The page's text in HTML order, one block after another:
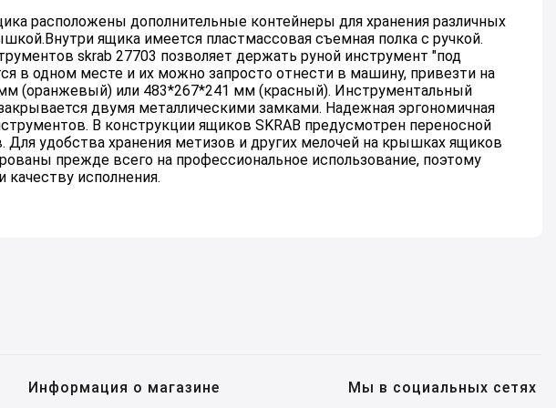
расположены дополнительные контейнеры для хранения различных
ящика имеется пластмассовая съемная полка с ручкой.
skrab 27703 позволяет держать руной инструмент "под
в одном месте и их можно запросто отнести в машину, привезти на
(оранжевый) или 483*267*241 мм (красный). Инструментальный
двумя металлическими замками. Надежная эргономичная
В конструкции ящиков SKRAB предусмотрен переносной
удобства хранения метизов и других мелочей на крышках ящиков
прежде всего на профессиональное использование, поэтому
исполнения.
Информация о магазине Мы в социальных сетях